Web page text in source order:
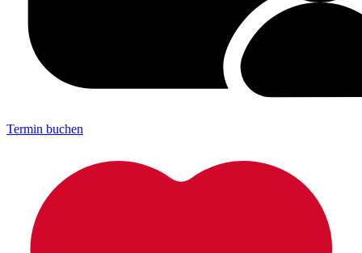
Termin buchen